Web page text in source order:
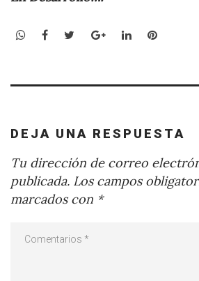
WhatsApp
Facebook
TwitterGoogle+LinkedInPinterest
DEJA UNA RESPUESTA
Tu dirección de correo
publicada. Los campos
marcados con *